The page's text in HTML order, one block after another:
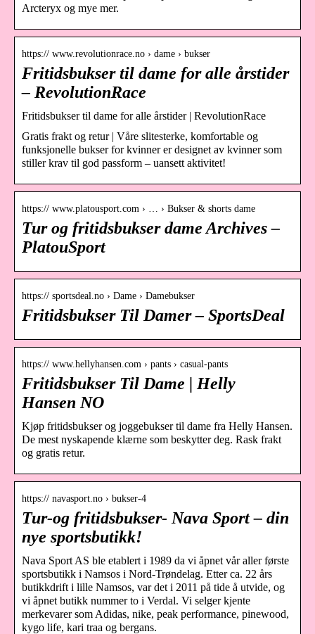
Arcteryx og mye mer.
https:// www.revolutionrace.no › dame › bukser
Fritidsbukser til dame for alle årstider
– RevolutionRace
Fritidsbukser til dame for alle årstider | RevolutionRace
Gratis frakt og retur | Våre slitesterke, komfortable og
funksjonelle bukser for kvinner er designet av kvinner som
stiller krav til god passform – uansett aktivitet!
https:// www.platousport.com › … › Bukser & shorts dame
Tur og fritidsbukser dame Archives –
PlatouSport
https:// sportsdeal.no › Dame › Damebukser
Fritidsbukser Til Damer – SportsDeal
https:// www.hellyhansen.com › pants › casual-pants
Fritidsbukser Til Dame | Helly
Hansen NO
Kjøp fritidsbukser og joggebukser til dame fra Helly Hansen.
De mest nyskapende klærne som beskytter deg. Rask frakt
og gratis retur.
https:// navasport.no › bukser-4
Tur-og fritidsbukser- Nava Sport – din
nye sportsbutikk!
Nava Sport AS ble etablert i 1989 da vi åpnet vår aller første
sportsbutikk i Namsos i Nord-Trøndelag. Etter ca. 22 års
butikkdrift i lille Namsos, var det i 2011 på tide å utvide, og
vi åpnet butikk nummer to i Verdal. Vi selger kjente
merkevarer som Adidas, nike, peak performance, pinewood,
kygo life, kari traa og bergans.